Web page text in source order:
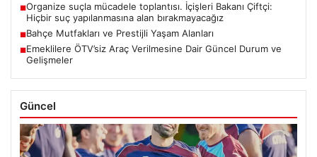
■Organize suçla mücadele toplantısı. İçişleri Bakanı Çiftçi:
Hiçbir suç yapılanmasına alan bırakmayacağız
■Bahçe Mutfakları ve Prestijli Yaşam Alanları
■Emeklilere ÖTV’siz Araç Verilmesine Dair Güncel Durum ve
Gelişmeler
Güncel